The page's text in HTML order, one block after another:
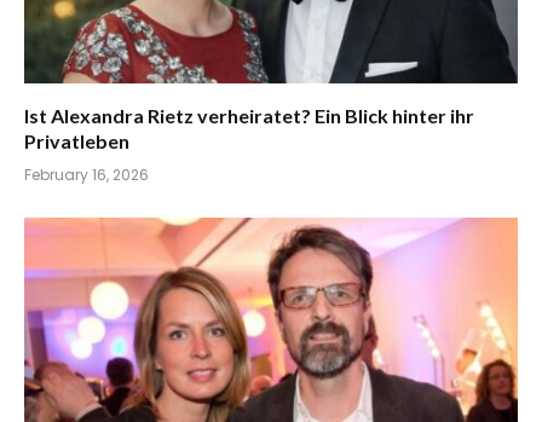
Ist Alexandra Rietz verheiratet? Ein Blick hinter ihr
Privatleben
February 16, 2026